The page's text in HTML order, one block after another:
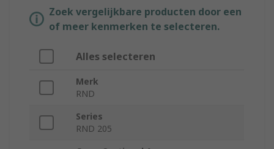
Zoek vergelijkbare producten door een
of meer kenmerken te selecteren.
Alles selecteren
Merk
RND
Series
RND 205